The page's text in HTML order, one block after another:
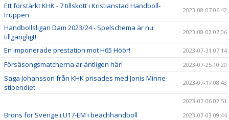
Ett förstärkt KHK - 7 tillskott i Kristianstad Handboll-
truppen
2023-08-07 06:42
Handbollsligan Dam 2023/24 - Spelschema är nu
tillgängligt!
2023-08-02 07:06
En imponerade prestation mot H65 Höör! 2023-07-31 07:14
Försäsongsmatcherna är äntligen här! 2023-07-25 10:20
Saga Johansson från KHK prisades med Jonis Minne-
stipendiet
2023-07-17 08:43
2023-07-06 07:51
Brons för Sverige i U17-EM i beachhandboll 2023-07-03 09:44